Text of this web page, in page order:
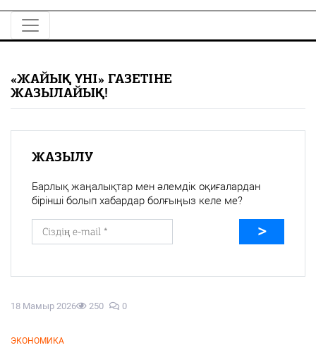
Жалын
PDF
«Жайық үні» — 33 жыл
Каталог
18 Мамыр 2026 250 0
ЭКОНОМИКА
«ЖАЙЫҚ ҮНІ» ГАЗЕТІНЕ
ЖАЗЫЛАЙЫҚ!
ЖАЗЫЛУ
Барлық жаңалықтар мен әлемдік оқиғалардан
бірінші болып хабардар болғыңыз келе ме?